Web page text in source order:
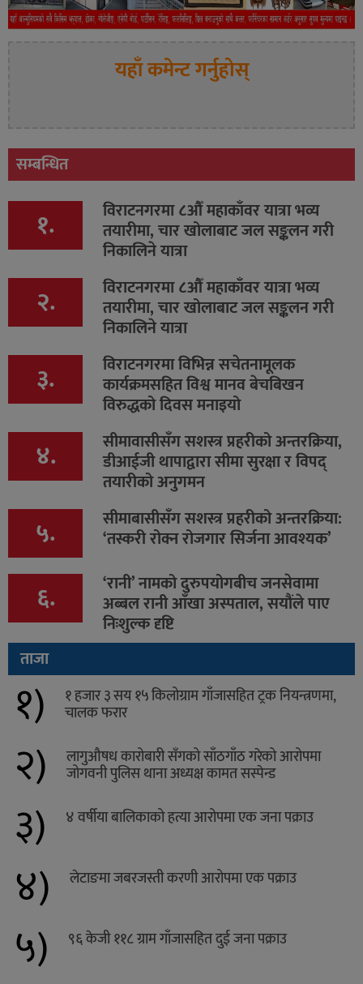
यहाँ कमेन्ट गर्नुहोस्
सम्बन्धित
१. विराटनगरमा ८औँ महाकाँवर यात्रा भव्य
तयारीमा, चार खोलाबाट जल सङ्कलन गरी
निकालिने यात्रा
२. विराटनगरमा ८औँ महाकाँवर यात्रा भव्य
तयारीमा, चार खोलाबाट जल सङ्कलन गरी
निकालिने यात्रा
३. विराटनगरमा विभिन्न सचेतनामूलक
कार्यक्रमसहित विश्व मानव बेचबिखन
विरुद्धको दिवस मनाइयो
४. सीमावासीसँग सशस्त्र प्रहरीको अन्तरक्रिया,
डीआईजी थापाद्वारा सीमा सुरक्षा र विपद्
तयारीको अनुगमन
५. सीमाबासीसँग सशस्त्र प्रहरीको अन्तरक्रिया:
‘तस्करी रोक्न रोजगार सिर्जना आवश्यक’
६. ‘रानी’ नामको दुरुपयोगबीच जनसेवामा
अब्बल रानी आँखा अस्पताल, सयौंले पाए
निःशुल्क दृष्टि
ताजा
१) १ हजार ३ सय १५ किलोग्राम गाँजासहित ट्रक नियन्त्रणमा,
चालक फरार
२) लागुऔषध कारोबारी सँगको साँठगाँठ गरेको आरोपमा
जोगवनी पुलिस थाना अध्यक्ष कामत सस्पेन्ड
३) ४ वर्षीया बालिकाको हत्या आरोपमा एक जना पक्राउ
४) लेटाङमा जबरजस्ती करणी आरोपमा एक पक्राउ
५) ९६ केजी ११८ ग्राम गाँजासहित दुई जना पक्राउ